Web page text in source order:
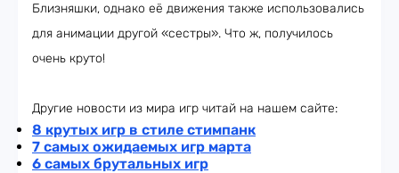
Близняшки, однако её движения также использовались
для анимации другой «сестры». Что ж, получилось
очень круто!
Другие новости из мира игр читай на нашем сайте:
8 крутых игр в стиле стимпанк
7 самых ожидаемых игр марта
6 самых брутальных игр